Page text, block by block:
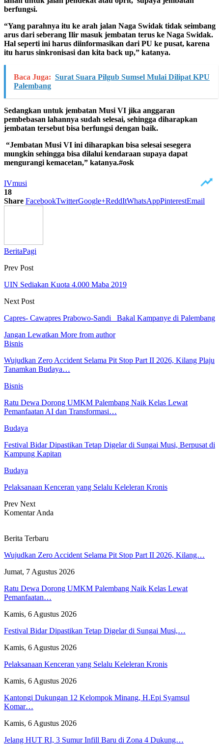
berfungsi.
“Yang parahnya itu ke arah jalan Naga Swidak tidak seimbang
arus dari seberang Ilir masuk jembatan terus ke Naga Swidak.
Hal seperti ini harus diinformasikan dari PU ke pusat, karena
itu harus sinkronisasi dan kita back up,” katanya.
Baca Juga: Surat Suara Pilgub Sumsel Mulai Dilipat KPU
Palembang
Sedangkan untuk jembatan Musi VI jika anggaran
pembebasan lahannya sudah selesai, sehingga diharapkan
jembatan tersebut bisa berfungsi dengan baik.
“Jembatan Musi VI ini diharapkan bisa selesai sesegera
mungkin sehingga bisa dilalui kendaraan supaya dapat
mengurangi kemacetan,” katanya.#osk
IVmusi
18
Share FacebookTwitterGoogle+ReddItWhatsAppPinterestEmail
BeritaPagi
Prev Post
UIN Sediakan Kuota 4.000 Maba 2019
Next Post
Capres- Cawapres Prabowo-Sandi Bakal Kampanye di Palembang
Jangan Lewatkan More from author
Bisnis
Wujudkan Zero Accident Selama Pit Stop Part II 2026, Kilang Plaju
Tanamkan Budaya…
Bisnis
Ratu Dewa Dorong UMKM Palembang Naik Kelas Lewat
Pemanfaatan AI dan Transformasi…
Budaya
Festival Bidar Dipastikan Tetap Digelar di Sungai Musi, Berpusat di
Kampung Kapitan
Budaya
Pelaksanaan Kenceran yang Selalu Keleleran Kronis
Prev Next
Komentar Anda
Berita Terbaru
Wujudkan Zero Accident Selama Pit Stop Part II 2026, Kilang…
Jumat, 7 Agustus 2026
Ratu Dewa Dorong UMKM Palembang Naik Kelas Lewat
Pemanfaatan…
Kamis, 6 Agustus 2026
Festival Bidar Dipastikan Tetap Digelar di Sungai Musi,…
Kamis, 6 Agustus 2026
Pelaksanaan Kenceran yang Selalu Keleleran Kronis
Kamis, 6 Agustus 2026
Kantongi Dukungan 12 Kelompok Minang, H.Epi Syamsul
Komar…
Kamis, 6 Agustus 2026
Jelang HUT RI, 3 Sumur Infill Baru di Zona 4 Dukung…